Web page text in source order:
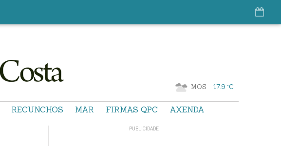
MOS 17.9 °C
RECUNCHOS MAR FIRMAS QPC AXENDA